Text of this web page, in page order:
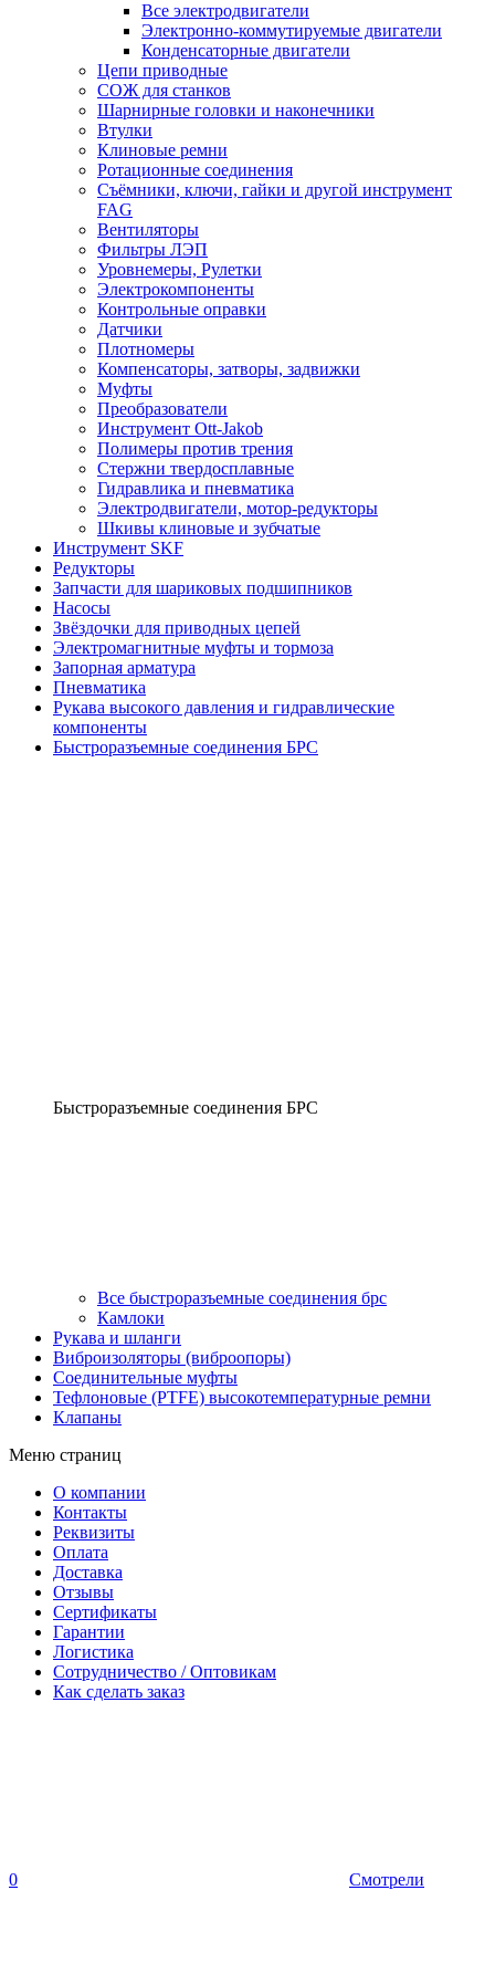
Все электродвигатели
Электронно-коммутируемые двигатели
Конденсаторные двигатели
Цепи приводные
СОЖ для станков
Шарнирные головки и наконечники
Втулки
Клиновые ремни
Ротационные соединения
Съёмники, ключи, гайки и другой инструмент
FAG
Вентиляторы
Фильтры ЛЭП
Уровнемеры, Рулетки
Электрокомпоненты
Контрольные оправки
Датчики
Плотномеры
Компенсаторы, затворы, задвижки
Муфты
Преобразователи
Инструмент Ott-Jakob
Полимеры против трения
Стержни твердосплавные
Гидравлика и пневматика
Электродвигатели, мотор-редукторы
Шкивы клиновые и зубчатые
Инструмент SKF
Редукторы
Запчасти для шариковых подшипников
Насосы
Звёздочки для приводных цепей
Электромагнитные муфты и тормоза
Запорная арматура
Пневматика
Рукава высокого давления и гидравлические
компоненты
Быстроразъемные соединения БРС
Быстроразъемные соединения БРС
Все быстроразъемные соединения брс
Камлоки
Рукава и шланги
Виброизоляторы (виброопоры)
Соединительные муфты
Тефлоновые (PTFE) высокотемпературные ремни
Клапаны
Меню страниц
О компании
Контакты
Реквизиты
Оплата
Доставка
Отзывы
Сертификаты
Гарантии
Логистика
Сотрудничество / Оптовикам
Как сделать заказ
0 Смотрели